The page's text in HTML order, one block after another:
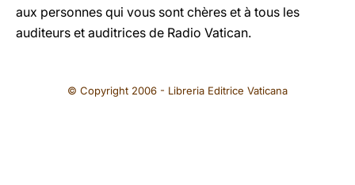
aux personnes qui vous sont chères et à tous les
auditeurs et auditrices de Radio Vatican.
© Copyright 2006 - Libreria Editrice Vaticana